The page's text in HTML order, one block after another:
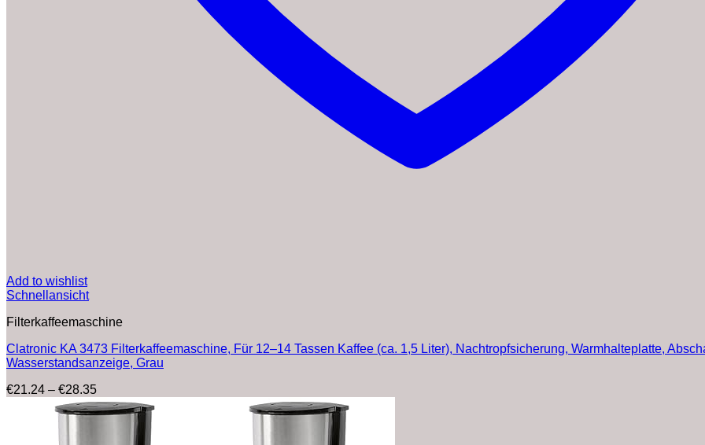
Add to wishlist
Schnellansicht
Filterkaffeemaschine
Clatronic KA 3473 Filterkaffeemaschine, Für 12–14 Tassen Kaffee (ca. 1,5 Liter), Nachtropfsicherung, Warmhalteplatte,
Wasserstandsanzeige, Grau
€21.24 – €28.35Preisspanne:
€21.24
bis
€28.35